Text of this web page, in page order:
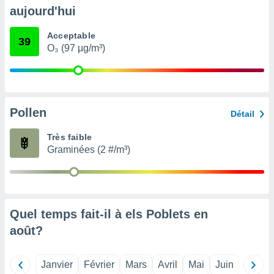
ou
de la
non
des
le
en
aujourd'hui
39 Acceptable
O₃ (97 µg/m³)
Pollen Détail
Très faible
Graminées (2 #/m³)
Quel temps fait-il à els Poblets en
août?
Janvier Février Mars Avril Mai Juin Juillet